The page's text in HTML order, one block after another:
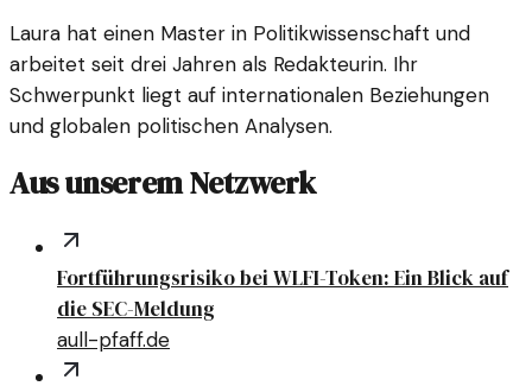
Laura hat einen Master in Politikwissenschaft und
arbeitet seit drei Jahren als Redakteurin. Ihr
Schwerpunkt liegt auf internationalen Beziehungen
und globalen politischen Analysen.
Aus unserem Netzwerk
Fortführungsrisiko bei WLFI-Token: Ein Blick auf
die SEC-Meldung
aull-pfaff.de